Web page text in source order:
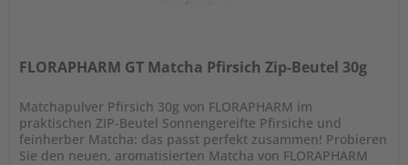
FLORAPHARM GT Matcha Pfirsich Zip-Beutel 30g
Matchapulver Pfirsich 30g von FLORAPHARM im
praktischen ZIP-Beutel Sonnengereifte Pfirsiche und
feinherber Matcha: das passt perfekt zusammen! Probieren
Sie den neuen, aromatisierten Matcha von FLORAPHARM